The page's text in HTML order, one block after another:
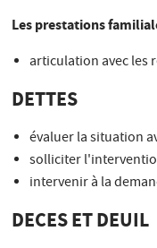
Les prestations
articulation avec les
DETTES
évaluer la situation
solliciter
intervenir à la
DECES ET DEUIL